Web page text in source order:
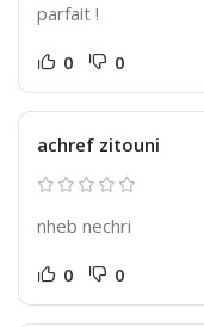
parfait !
0 0
achref zitouni
nheb nechri
0 0